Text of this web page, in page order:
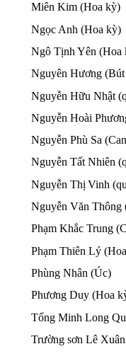
Miên Kim (Hoa kỳ)
Ngọc Anh (Hoa kỳ)
Ngô Tịnh Yên (Hoa
Nguyên Hương
Nguyễn Hữu Nhật
Nguyễn Hoài
Nguyễn Phù Sa
Nguyễn Tất Nhiên
Nguyễn Thị Vinh
Nguyễn Văn Thông
Phạm Khắc Trung
Phạm Thiên Lý
Phùng Nhân (Úc)
Phương Duy (Hoa
Tống Minh Long
Trường sơn Lê